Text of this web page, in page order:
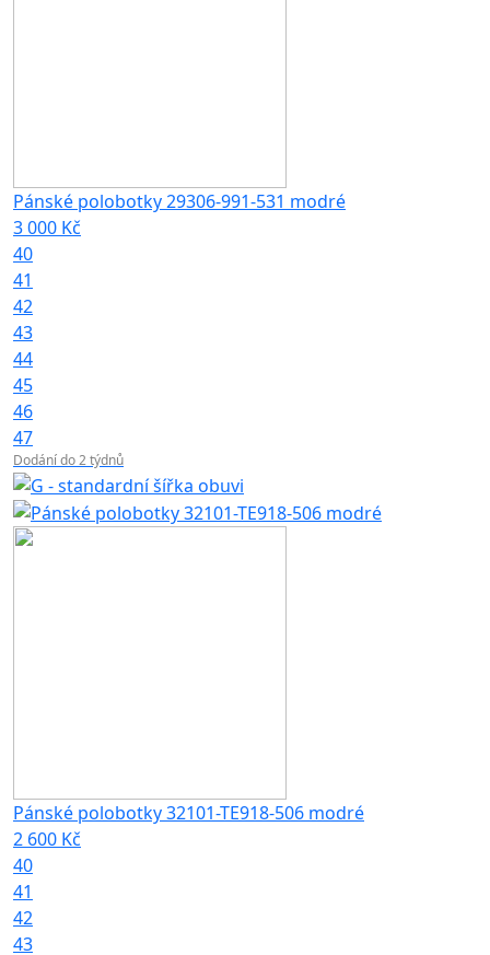
Pánské polobotky 29306-991-531 modré
3 000 Kč
40
41
42
43
44
45
46
47
Dodání do 2 týdnů
Pánské polobotky 32101-TE918-506 modré
2 600 Kč
40
41
42
43